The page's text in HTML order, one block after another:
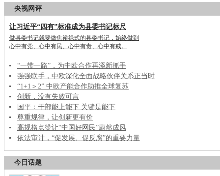
央视网评
让习近平“四有”标准成为县委书记标尺
做县委书记就要做焦裕禄式的县委书记，始终做到
心中有党、心中有民、心中有责、心中有戒。
“一带一路”，为中欧合作再添新抓手
强强联手，中欧深化全面战略伙伴关系正当时
“1+1＞2” 中欧产能合作助推全球复苏
创新，没有失败可言
国平：干部能上能下 关键是能下
尊重规律，让创新更有价
高规格点赞让“中国好网民”蔚然成风
依法审计，“促发展、促反腐”的重要力量
今日话题